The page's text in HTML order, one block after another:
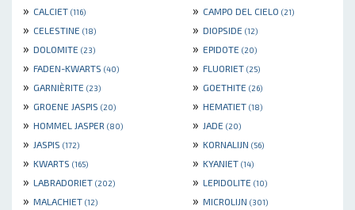
» CALCIET (116) » CAMPO DEL CIELO (21)
» CELESTINE (18) » DIOPSIDE (12)
» DOLOMITE (23) » EPIDOTE (20)
» FADEN-KWARTS (40) » FLUORIET (25)
» GARNIÈRITE (23) » GOETHITE (26)
» GROENE JASPIS (20) » HEMATIET (18)
» HOMMEL JASPER (80) » JADE (20)
» JASPIS (172) » KORNALIJN (56)
» KWARTS (165) » KYANIET (14)
» LABRADORIET (202) » LEPIDOLITE (10)
» MALACHIET (12) » MICROLIJN (301)